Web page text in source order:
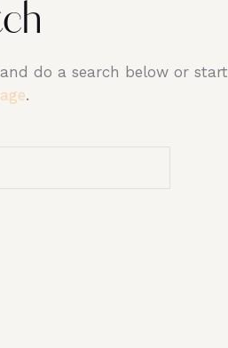
do a search below or
.